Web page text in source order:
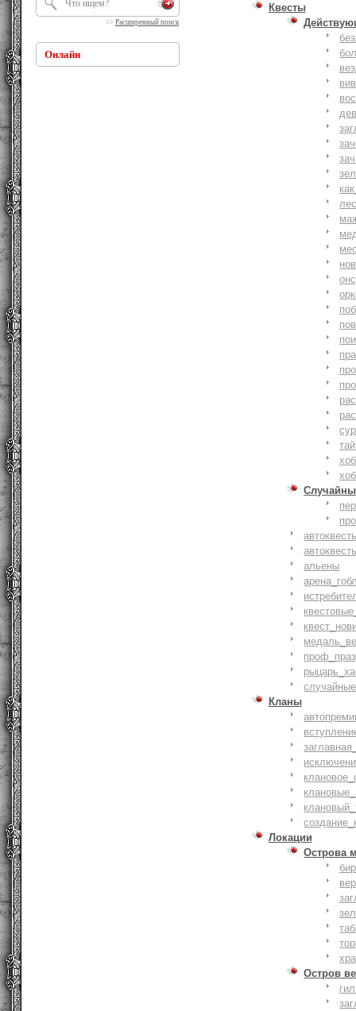
>> Расширенный поиск
Онлайн
Квесты
альены
Кланы
Локации
Острова
Остров